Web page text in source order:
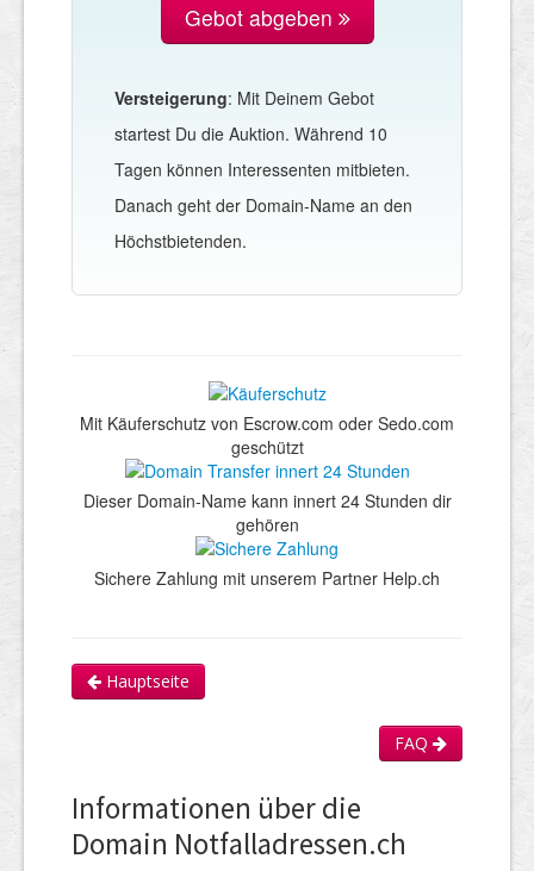
Gebot abgeben
Versteigerung: Mit Deinem Gebot
startest Du die Auktion. Während 10
Tagen können Interessenten mitbieten.
Danach geht der Domain-Name an den
Höchstbietenden.
Mit Käuferschutz von Escrow.com oder Sedo.com
geschützt
Dieser Domain-Name kann innert 24 Stunden dir
gehören
Sichere Zahlung mit unserem Partner Help.ch
Hauptseite
FAQ
Informationen über die
Domain Notfalladressen.ch